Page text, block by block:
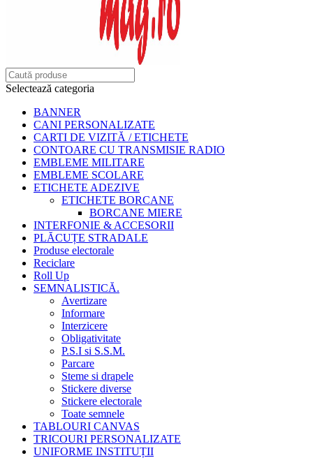
Selectează categoria
BANNER
CANI PERSONALIZATE
CARTI DE VIZITĂ / ETICHETE
CONTOARE CU TRANSMISIE RADIO
EMBLEME MILITARE
EMBLEME SCOLARE
ETICHETE ADEZIVE
ETICHETE BORCANE
BORCANE MIERE
INTERFONIE & ACCESORII
PLĂCUȚE STRADALE
Produse electorale
Reciclare
Roll Up
SEMNALISTICĂ.
Avertizare
Informare
Interzicere
Obligativitate
P.S.I si S.S.M.
Parcare
Steme si drapele
Stickere diverse
Stickere electorale
Toate semnele
TABLOURI CANVAS
TRICOURI PERSONALIZATE
UNIFORME INSTITUȚII